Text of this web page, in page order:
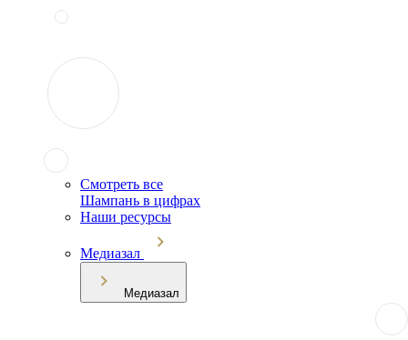
Смотреть все
Шампань в цифрах
Наши ресурсы
Медиазал
Медиазал